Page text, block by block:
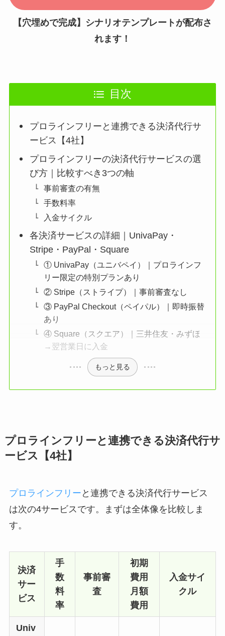
【穴埋めで完成】シナリオテンプレートが配布さ
れます！
目次
プロラインフリーと連携できる決済代行サ
ービス【4社】
プロラインフリーの決済代行サービスの選
び方｜比較すべき3つの軸
事前審査の有無
手数料率
入金サイクル
各決済サービスの詳細｜UnivaPay・
Stripe・PayPal・Square
① UnivaPay（ユニバペイ）｜プロラインフ
リー限定の特別プランあり
② Stripe（ストライプ）｜事前審査なし
③ PayPal Checkout（ペイパル）｜即時振替
あり
④ Square（スクエア）｜三井住友・みずほ
→翌営業日に入金
もっと見る
プロラインフリーと連携できる決済代行サ
ービス【4社】
プロラインフリー と連携できる決済代行サービス
は次の4サービスです。まずは全体像を比較しま
す。
決済
サー
ビス
手
数
料
率
事前審
査
初期
費用
月額
費用
入金サイ
クル
Univ